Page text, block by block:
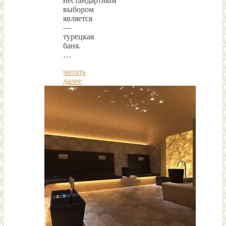
выбором
является
—
турецкая
баня.
…
читать
далее